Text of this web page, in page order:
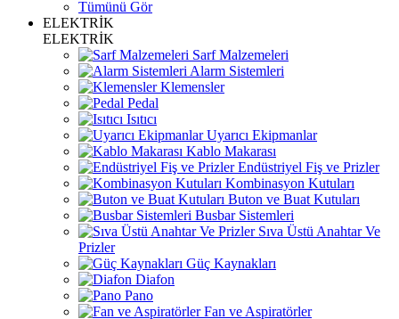
Tümünü Gör
ELEKTRİK
ELEKTRİK
Sarf Malzemeleri
Alarm Sistemleri
Klemensler
Pedal
Isıtıcı
Uyarıcı Ekipmanlar
Kablo Makarası
Endüstriyel Fiş ve Prizler
Kombinasyon Kutuları
Buton ve Buat Kutuları
Busbar Sistemleri
Sıva Üstü Anahtar Ve
Prizler
Güç Kaynakları
Diafon
Pano
Fan ve Aspiratörler